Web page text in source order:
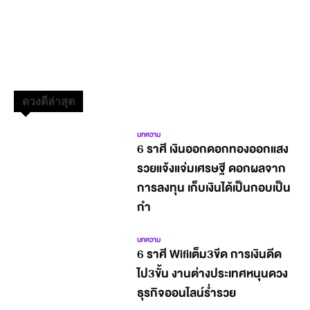
ดวงดีล่าสุด
บทความ
6 ราศี เงินออกดอกทองออกแสง
รวยแจ้งแจ่มเศรษฐี ดอกผลจาก
การลงทุน เก็บเงินได้เป็นกอบเป็น
กำ
บทความ
6 ราศี Wifiเต็ม3ขีด การเงินดีด
ไป3ขั้น งานต่างประเทศหนุนดวง
ธุรกิจออนไลน์ร่ำรวย